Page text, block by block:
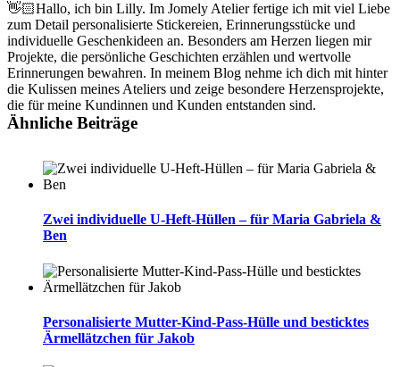
👋🏻Hallo, ich bin Lilly. Im Jomely Atelier fertige ich mit viel Liebe
zum Detail personalisierte Stickereien, Erinnerungsstücke und
individuelle Geschenkideen an. Besonders am Herzen liegen mir
Projekte, die persönliche Geschichten erzählen und wertvolle
Erinnerungen bewahren. In meinem Blog nehme ich dich mit hinter
die Kulissen meines Ateliers und zeige besondere Herzensprojekte,
die für meine Kundinnen und Kunden entstanden sind.
Ähnliche Beiträge
Zwei individuelle U-Heft-Hüllen – für Maria Gabriela &
Ben
Personalisierte Mutter-Kind-Pass-Hülle und besticktes
Ärmellätzchen für Jakob